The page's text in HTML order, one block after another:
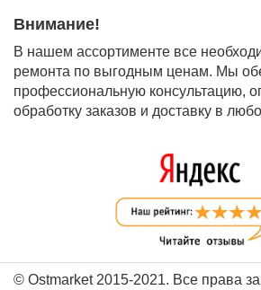
Внимание!
В нашем ассортименте все
ремонта по выгодным ценам. Мы
профессиональную консультацию,
обработку заказов и доставку в
© Ostmarket 2015-2021. Все права